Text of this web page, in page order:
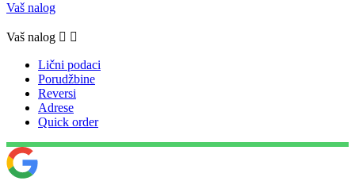
Vaš nalog
Vaš nalog  
Lični podaci
Porudžbine
Reversi
Adrese
Quick order